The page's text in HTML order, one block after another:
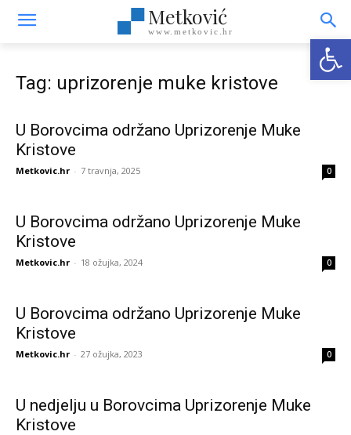
Metković
www.metkovic.hr
Tag: uprizorenje muke kristove
U Borovcima održano Uprizorenje Muke
Kristove
Metkovic.hr - 7 travnja, 2025 0
U Borovcima održano Uprizorenje Muke
Kristove
Metkovic.hr - 18 ožujka, 2024 0
U Borovcima održano Uprizorenje Muke
Kristove
Metkovic.hr - 27 ožujka, 2023 0
U nedjelju u Borovcima Uprizorenje Muke
Kristove